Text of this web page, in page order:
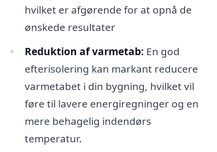
hvilket er afgørende for at opnå de
ønskede resultater
Reduktion af varmetab: En god
efterisolering kan markant reducere
varmetabet i din bygning, hvilket vil
føre til lavere energiregninger og en
mere behagelig indendørs
temperatur.